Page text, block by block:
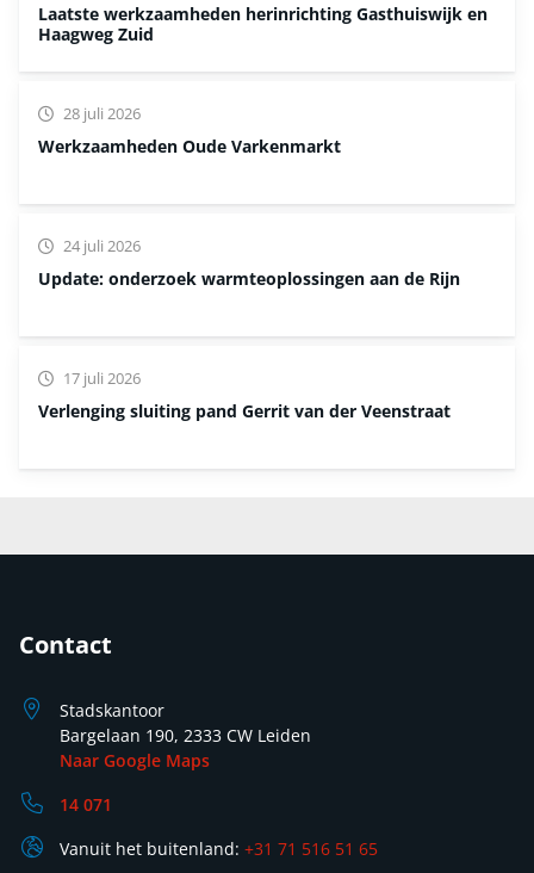
Laatste werkzaamheden herinrichting Gasthuiswijk en
Haagweg Zuid
Werkzaamheden Oude Varkenmarkt
28 juli 2026
Update: onderzoek warmteoplossingen aan de Rijn
24 juli 2026
Verlenging sluiting pand Gerrit van der Veenstraat
17 juli 2026
Contact
Stadskantoor
Bargelaan 190, 2333 CW Leiden
Naar Google Maps
14 071
Vanuit het buitenland: +31 71 516 51 65